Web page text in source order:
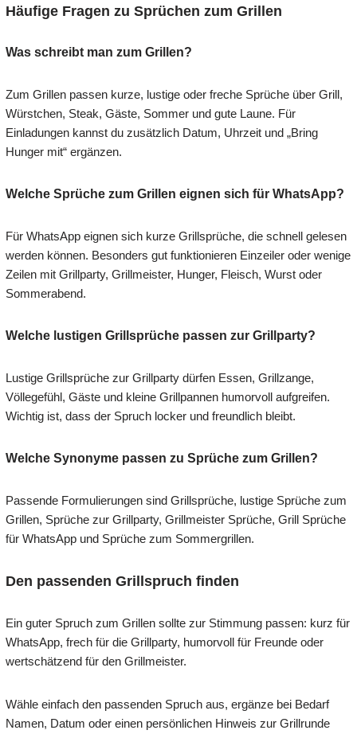
Häufige Fragen zu Sprüchen zum Grillen
Was schreibt man zum Grillen?
Zum Grillen passen kurze, lustige oder freche Sprüche über Grill,
Würstchen, Steak, Gäste, Sommer und gute Laune. Für
Einladungen kannst du zusätzlich Datum, Uhrzeit und „Bring
Hunger mit“ ergänzen.
Welche Sprüche zum Grillen eignen sich für WhatsApp?
Für WhatsApp eignen sich kurze Grillsprüche, die schnell gelesen
werden können. Besonders gut funktionieren Einzeiler oder wenige
Zeilen mit Grillparty, Grillmeister, Hunger, Fleisch, Wurst oder
Sommerabend.
Welche lustigen Grillsprüche passen zur Grillparty?
Lustige Grillsprüche zur Grillparty dürfen Essen, Grillzange,
Völlegefühl, Gäste und kleine Grillpannen humorvoll aufgreifen.
Wichtig ist, dass der Spruch locker und freundlich bleibt.
Welche Synonyme passen zu Sprüche zum Grillen?
Passende Formulierungen sind Grillsprüche, lustige Sprüche zum
Grillen, Sprüche zur Grillparty, Grillmeister Sprüche, Grill Sprüche
für WhatsApp und Sprüche zum Sommergrillen.
Den passenden Grillspruch finden
Ein guter Spruch zum Grillen sollte zur Stimmung passen: kurz für
WhatsApp, frech für die Grillparty, humorvoll für Freunde oder
wertschätzend für den Grillmeister.
Wähle einfach den passenden Spruch aus, ergänze bei Bedarf
Namen, Datum oder einen persönlichen Hinweis zur Grillrunde